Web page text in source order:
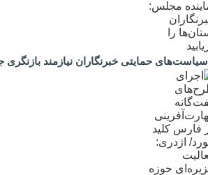
سیاست‌های حمایتی خبرنگاران نیازمند